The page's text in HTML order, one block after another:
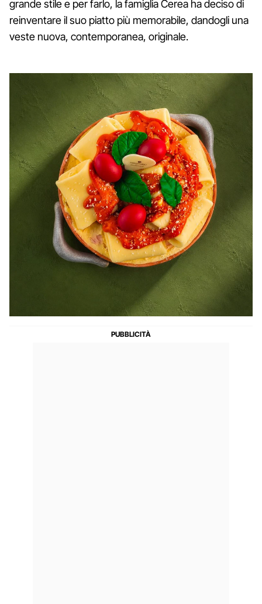
grande stile e per farlo, la famiglia Cerea ha deciso di
reinventare il suo piatto più memorabile, dandogli una
veste nuova, contemporanea, originale.